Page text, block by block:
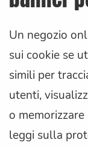
Un negozio
sui cookie se
simili per
utenti,
o
leggi sulla